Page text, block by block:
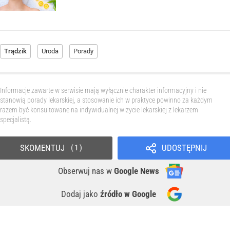
Trądzik Uroda Porady
Informacje zawarte w serwisie mają wyłącznie charakter informacyjny i nie
stanowią porady lekarskiej, a stosowanie ich w praktyce powinno za każdym
razem być konsultowane na indywidualnej wizycie lekarskiej z lekarzem
specjalistą.
UDOSTĘPNIJ
Obserwuj nas w Google News
Dodaj jako źródło w Google
SKOMENTUJ 1